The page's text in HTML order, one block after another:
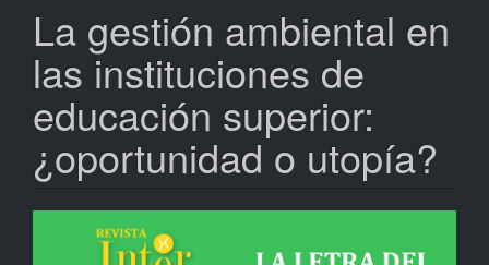
La gestión ambiental en
las instituciones de
educación superior:
¿oportunidad o utopía?
Barra